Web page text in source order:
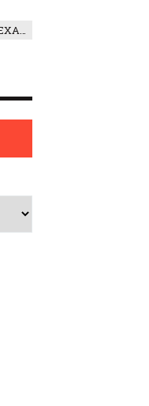
СЕРДЦЕ ПАЦИЕНТА, КОТОРОГО ПЕРЕЕХАЛ ТРАКТОР, ОБНАРУЖИЛИ… В ЖИВОТЕ